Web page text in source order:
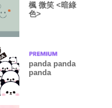
楓 微笑 <暗綠
色>
panda panda
panda